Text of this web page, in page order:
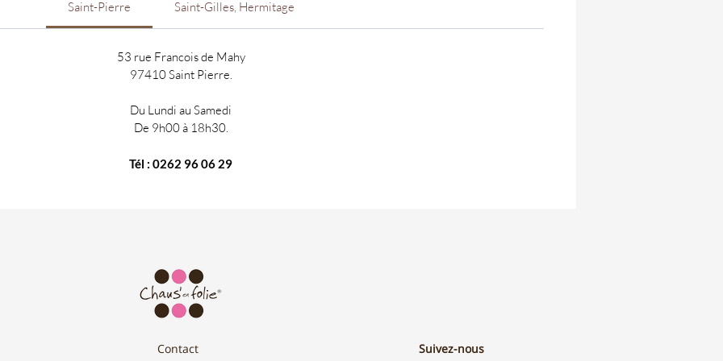
Saint-Pierre Saint-Gilles, Hermitage
53 rue Francois de Mahy
97410 Saint Pierre.
Du Lundi au Samedi
De 9h00 à 18h30.
Tél : 0262 96 06 29
Contact Suivez-nous